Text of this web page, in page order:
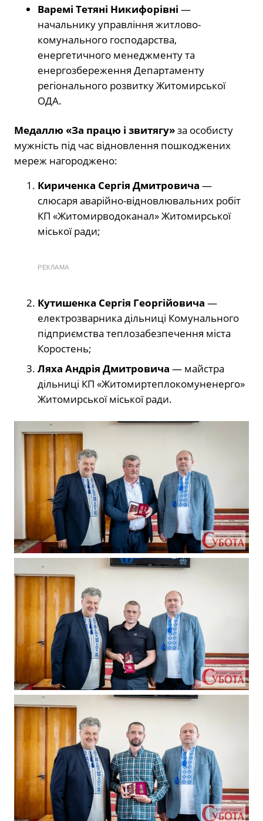
Варемі Тетяні Никифорівні —
начальнику управління житлово-
комунального господарства,
енергетичного менеджменту та
енергозбереження Департаменту
регіонального розвитку Житомирської
ОДА.
Медаллю «За працю і звитягу»за особисту
мужність під час відновлення пошкоджених
мереж нагороджено:
Кириченка Сергія Дмитровича —
слюсаря аварійно-відновлювальних робіт
КП «Житомирводоканал» Житомирської
міської ради;
РЕКЛАМА
Кутишенка Сергія Георгійовича —
електрозварника дільниці Комунального
підприємства теплозабезпечення міста
Коростень;
Ляха Андрія Дмитровича — майстра
дільниці КП «Житомиртеплокомуненерго»
Житомирської міської ради.